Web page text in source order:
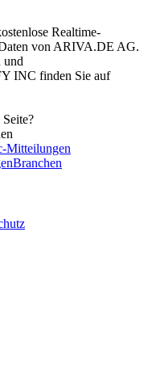
Realtime-
von ARIVA.DE AG.
und
INC finden Sie auf
Mitteilungen
Branchen